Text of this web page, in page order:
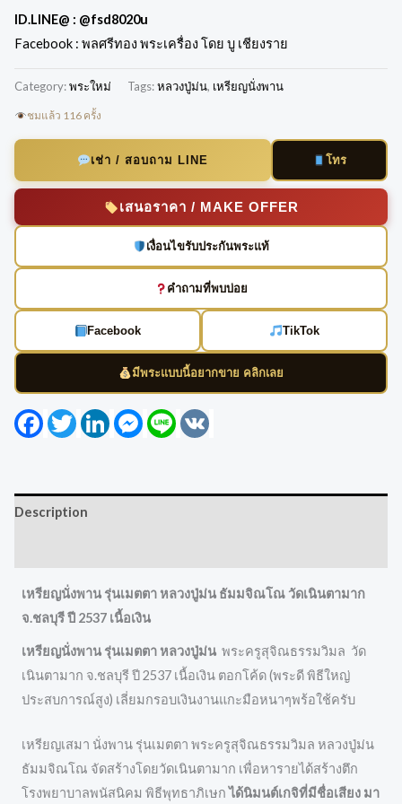
ID.LINE@ : @fsd8020u
Facebook : พลศรีทอง พระเครื่อง โดย บู เชียงราย
Category:พระใหม่ Tags:หลวงปู่ม่น, เหรียญนั่งพาน
ชมแล้ว 116 ครั้ง
เช่า / สอบถาม LINE โทร
เสนอราคา / MAKE OFFER
เงื่อนไขรับประกันพระแท้
คำถามที่พบบ่อย
Facebook TikTok
มีพระแบบนี้อยากขาย คลิกเลย
FacebookTwitterLinkedInMessenger
Line
Description
เหรียญนั่งพาน รุ่นเมตตา หลวงปู่ม่น ธัมมจิณโณ วัดเนินตามาก
จ.ชลบุรี ปี 2537 เนื้อเงิน
เหรียญนั่งพาน รุ่นเมตตา หลวงปู่ม่น พระครูสุจิณธรรมวิมล วัด
เนินตามาก จ.ชลบุรี ปี 2537 เนื้อเงิน ตอกโค้ด (พระดี พิธีใหญ่
ประสบการณ์สูง) เลี่ยมกรอบเงินงานแกะมือหนาๆพร้อใช้ครับ
เหรียญเสมา นั่งพาน รุ่นเมตตา พระครูสุจิณธรรมวิมล หลวงปู่ม่น
ธัมมจิณโณ จัดสร้างโดยวัดเนินตามาก เพื่อหารายได้สร้างตึก
โรงพยาบาลพนัสนิคม พิธีพุทธาภิเษกได้นิมนต์เกจิที่มีชื่อเสียง มา